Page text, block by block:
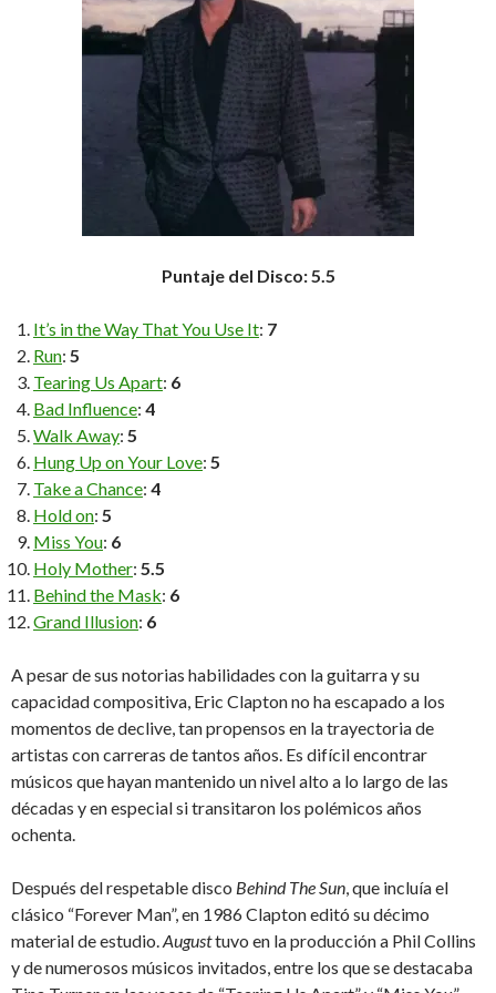
Puntaje del Disco: 5.5
It’s in the Way That You Use It: 7
Run: 5
Tearing Us Apart: 6
Bad Influence: 4
Walk Away: 5
Hung Up on Your Love: 5
Take a Chance: 4
Hold on: 5
Miss You: 6
Holy Mother: 5.5
Behind the Mask: 6
Grand Illusion: 6
A pesar de sus notorias habilidades con la guitarra y su
capacidad compositiva, Eric Clapton no ha escapado a los
momentos de declive, tan propensos en la trayectoria de
artistas con carreras de tantos años. Es difícil encontrar
músicos que hayan mantenido un nivel alto a lo largo de las
décadas y en especial si transitaron los polémicos años
ochenta.
Después del respetable disco Behind The Sun, que incluía el
clásico “Forever Man”, en 1986 Clapton editó su décimo
material de estudio.Augusttuvo en la producción a Phil Collins
y de numerosos músicos invitados, entre los que se destacaba